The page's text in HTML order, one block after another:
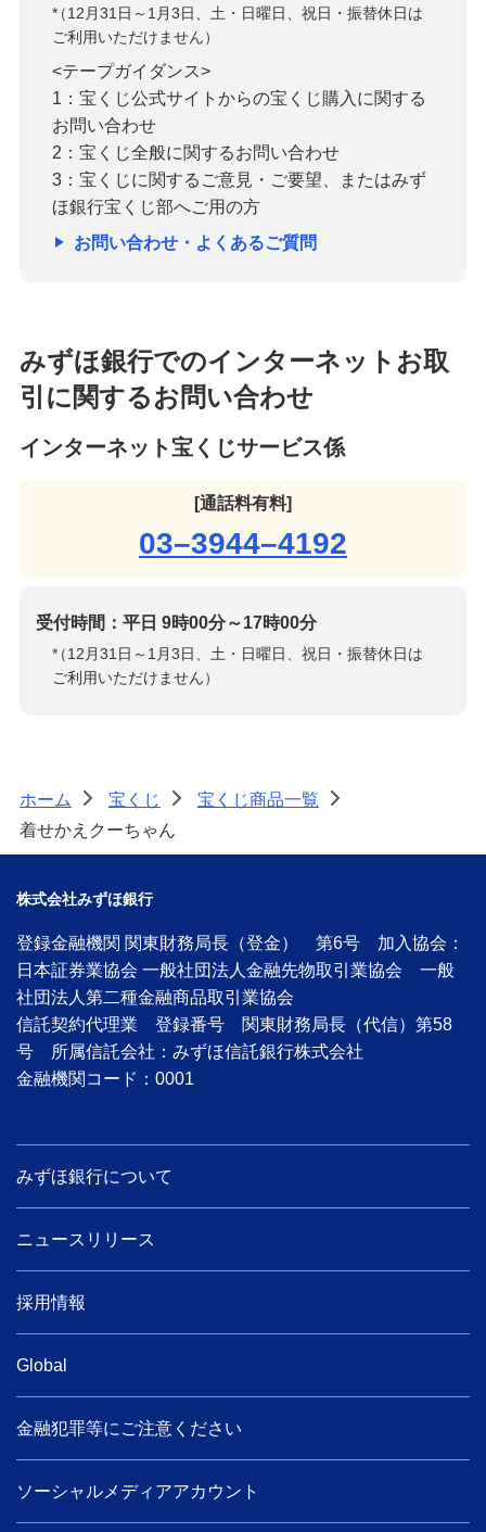
*
（12月31日～1月3日、土・日曜日、祝日・振替休日は
ご利用いただけません）
<テープガイダンス>
1：宝くじ公式サイトからの宝くじ購入に関する
お問い合わせ
2：宝くじ全般に関するお問い合わせ
3：宝くじに関するご意見・ご要望、またはみず
ほ銀行宝くじ部へご用の方
お問い合わせ・よくあるご質問
みずほ銀行でのインターネットお取
引に関するお問い合わせ
インターネット宝くじサービス係
[通話料有料]
03–3944–4192
受付時間：平日 9時00分～17時00分
*
（12月31日～1月3日、土・日曜日、祝日・振替休日は
ご利用いただけません）
ホーム > 宝くじ > 宝くじ商品一覧
>
着せかえクーちゃん
株式会社みずほ銀行
登録金融機関 関東財務局長（登金） 第6号 加入協会：
日本証券業協会 一般社団法人金融先物取引業協会 一般
社団法人第二種金融商品取引業協会
信託契約代理業 登録番号 関東財務局長（代信）第58
号 所属信託会社：みずほ信託銀行株式会社
金融機関コード：0001
みずほ銀行について
ニュースリリース
採用情報
Global
金融犯罪等にご注意ください
ソーシャルメディアアカウント